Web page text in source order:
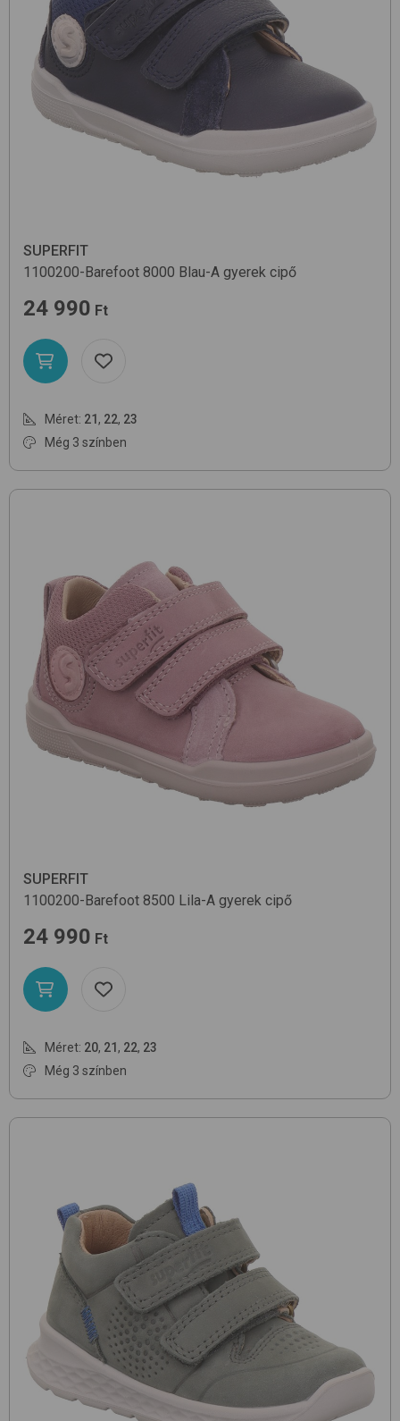
SUPERFIT
1100200-Barefoot 8000 Blau-A gyerek cipő
24 990 Ft
Méret: 21, 22, 23
Még 3 színben
SUPERFIT
1100200-Barefoot 8500 Lila-A gyerek cipő
24 990 Ft
Méret: 20, 21, 22, 23
Még 3 színben